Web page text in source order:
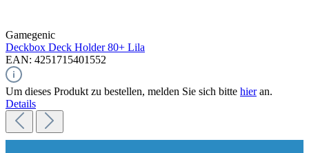
Gamegenic
Deckbox Deck Holder 80+ Lila
EAN: 4251715401552
Um dieses Produkt zu bestellen, melden Sie sich bitte hieran.
Details